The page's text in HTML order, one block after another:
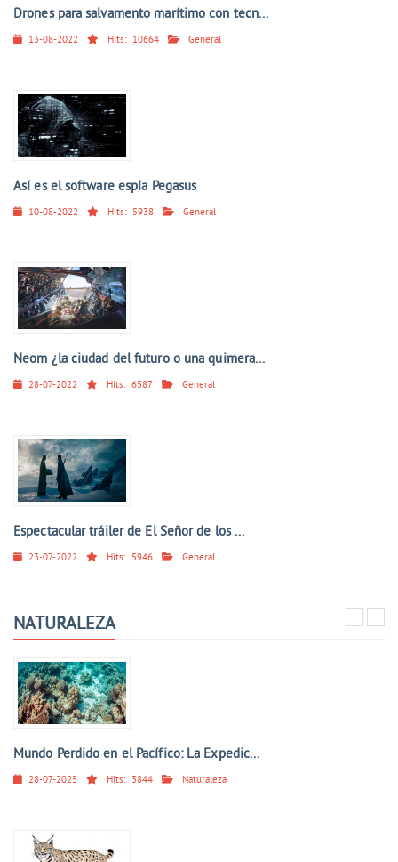
Drones para salvamento marítimo con tecn...
13-08-2022 Hits: 10664 General
Así es el software espía Pegasus
10-08-2022 Hits: 5938 General
Neom ¿la ciudad del futuro o una quimera...
28-07-2022 Hits: 6587 General
Espectacular tráiler de El Señor de los ...
23-07-2022 Hits: 5946 General
NATURALEZA
Mundo Perdido en el Pacífico: La Expedic...
28-07-2025 Hits: 3844 Naturaleza